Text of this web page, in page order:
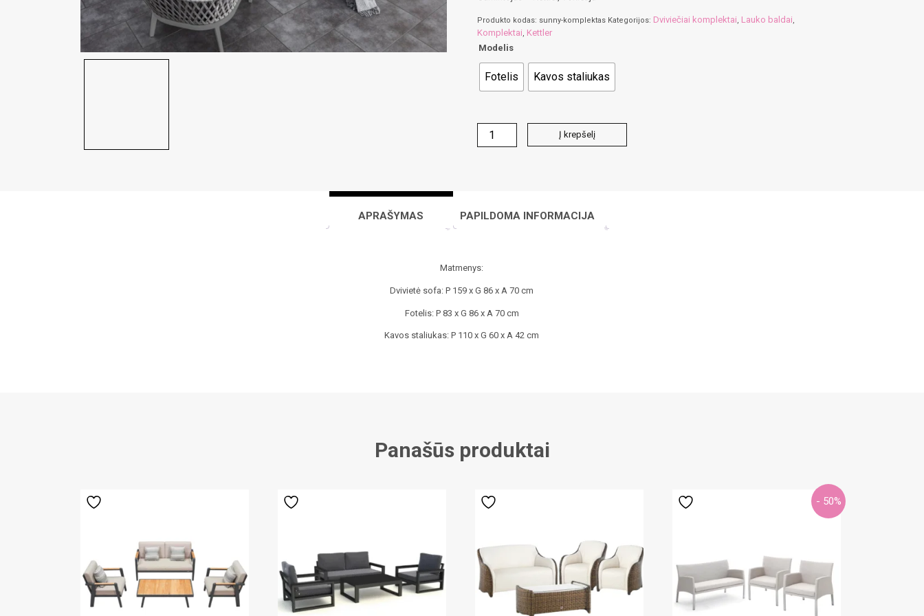
Produkto kodas: sunny-komplektas Kategorijos: Dviviečiai komplektai, Lauko baldai,
Komplektai, Kettler
Modelis
Fotelis Kavos staliukas
produkto
kiekis:
Į krepšelį
APRAŠYMAS PAPILDOMA INFORMACIJA
Matmenys:
Dvivietė sofa: P 159 x G 86 x A 70 cm
Fotelis: P 83 x G 86 x A 70 cm
Kavos staliukas: P 110 x G 60 x A 42 cm
Panašūs produktai
- 50%